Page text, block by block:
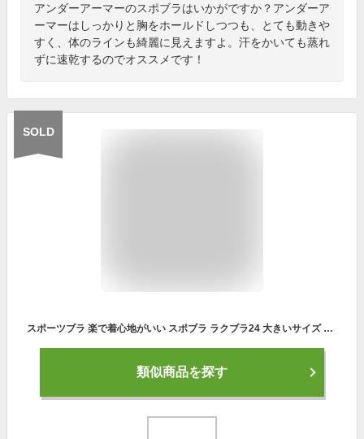
アンダーアーマーのスポブラはいかがですか？アンダーア
ーマーはしっかりと胸をホールドしつつも、とても動きや
すく、体のラインも綺麗に見えますよ。汗をかいても蒸れ
ずに速乾するのでオススメです！
SOLD
スポーツブラ 楽で着心地がいい スポブラ ラクブラ24 大きいサイズ ジュニア動きやすくてムレにくいブラジャー フィットネス ヨガウェア ランニング かわいい フィットネス ジョギング sports
類似商品を探す